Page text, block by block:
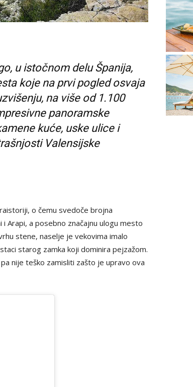
u istočnom delu Španija,
koje na prvi pogled osvaja
na više od 1.100
panoramske
kuće, uske ulice i
Valensijske
o čemu svedoče brojna
Arapi, a posebno značajnu ulogu mesto
stene, naselje je vekovima imalo
starog zamka koji dominira pejzažom.
nije teško zamisliti zašto je upravo ova